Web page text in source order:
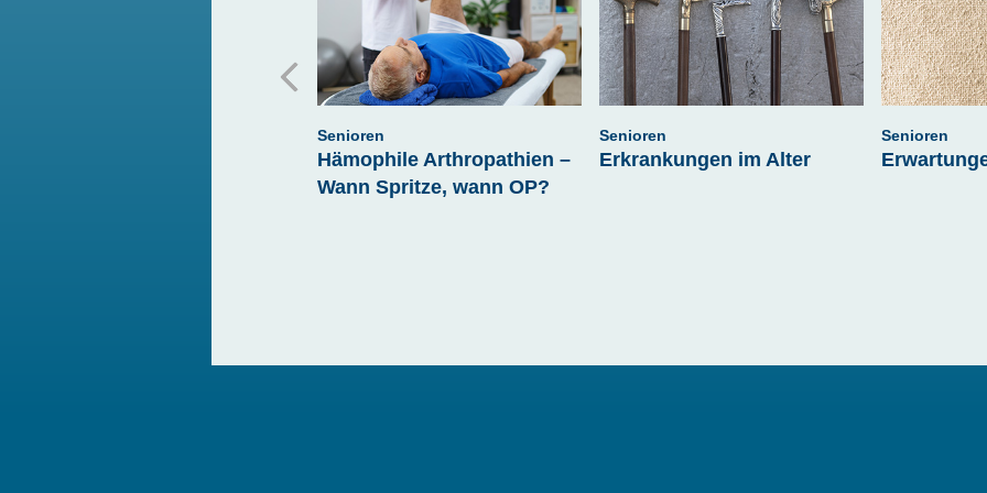
Senioren
Hämophile Arthropathien –
Wann Spritze, wann OP?
Senioren
Erkrankungen im Alter
Senioren